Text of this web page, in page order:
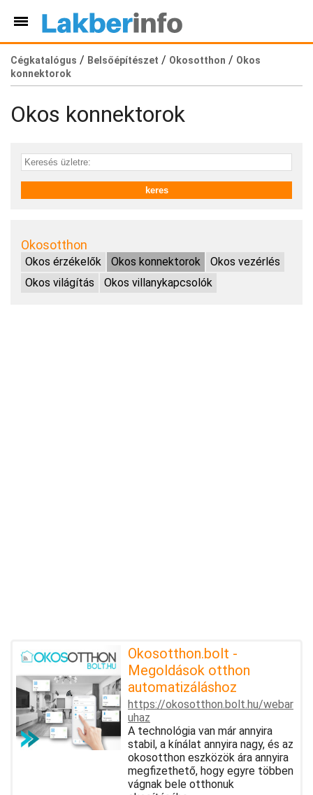
Cégkatalógus / Belsőépítészet / Okosotthon / Okos
konnektorok
Okos konnektorok
Okosotthon
Okos érzékelők Okos konnektorok
Okos vezérlés
Okos világítás
Okos villanykapcsolók
Okosotthon.bolt -
Megoldások otthon
automatizáláshoz
https://okosotthon.bolt.hu/webar
uhaz
A technológia van már annyira
stabil, a kínálat annyira nagy, és az
okosotthon eszközök ára annyira
megfizethető, hogy egyre többen
vágnak bele otthonuk